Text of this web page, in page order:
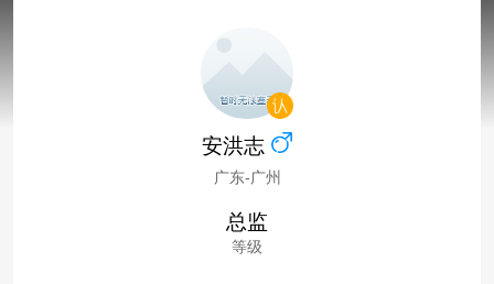
安洪志
广东-广州
总监
等级